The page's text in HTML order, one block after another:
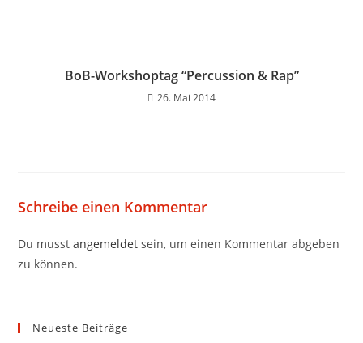
BoB-Workshoptag “Percussion & Rap”
26. Mai 2014
Schreibe einen Kommentar
Du musstangemeldet sein, um einen Kommentar abgeben
zu können.
Neueste Beiträge